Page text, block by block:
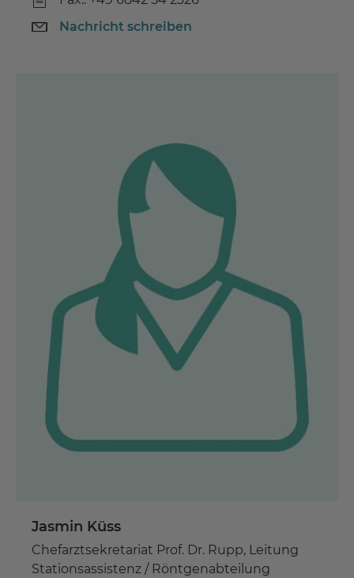
Nachricht schreiben
Jasmin Küss
Chefarztsekretariat Prof. Dr. Rupp, Leitung
Stationsassistenz / Röntgenabteilung